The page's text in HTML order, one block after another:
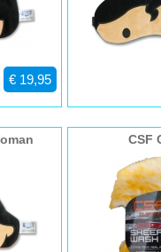
€ 19,95
CSF